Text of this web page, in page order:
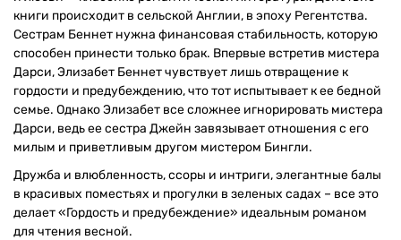
книги происходит в сельской Англии, в эпоху Регентства.
Сестрам Беннет нужна финансовая стабильность, которую
способен принести только брак. Впервые встретив мистера
Дарси, Элизабет Беннет чувствует лишь отвращение к
гордости и предубеждению, что тот испытывает к ее бедной
семье. Однако Элизабет все сложнее игнорировать мистера
Дарси, ведь ее сестра Джейн завязывает отношения с его
милым и приветливым другом мистером Бингли.
Дружба и влюбленность, ссоры и интриги, элегантные балы
в красивых поместьях и прогулки в зеленых садах – все это
делает «Гордость и предубеждение» идеальным романом
для чтения весной.